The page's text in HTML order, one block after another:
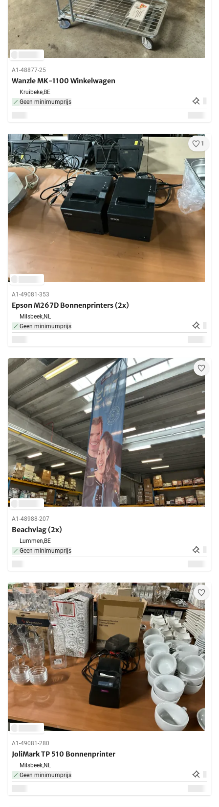
A1-48877-25
Wanzle MK-1100 Winkelwagen
Kruibeke,BE
Geen minimumprijs
1
A1-49081-353
Epson M267D Bonnenprinters (2x)
Milsbeek,NL
Geen minimumprijs
A1-48988-207
Beachvlag (2x)
Lummen,BE
Geen minimumprijs
A1-49081-280
JoliMark TP 510 Bonnenprinter
Milsbeek,NL
Geen minimumprijs